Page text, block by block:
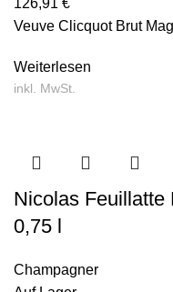
126,91 €
Veuve Clicquot Brut
Weiterlesen
inkl. MwSt.
Nicolas Feuillatte
0,75 l
Champagner